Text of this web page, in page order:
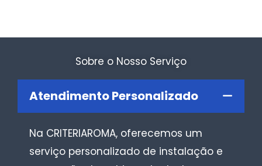
Sobre o Nosso Serviço
Atendimento Personalizado
Na CRITERIAROMA, oferecemos um
serviço personalizado de instalação e